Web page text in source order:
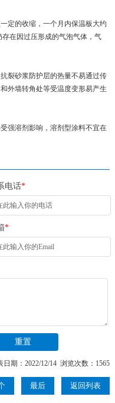
的收缩，一个月内保温板大约
在因过压形成的气泡气体，气
砂浆防护层的热量不易通过传
外墙转角处等受温度变形易产生
溶剂影响，溶剂型涂料不宜在
电话*
*
日期：2022/12/14 浏览次数：1565
最后 返回列表